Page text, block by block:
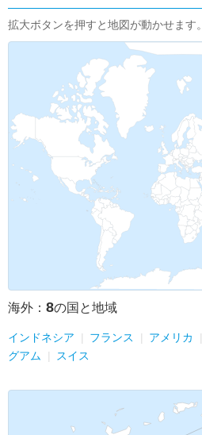
拡大ボタンを押すと地図が動かせます。
海外： 8の国と地域
インドネシア フランス アメリカ
グアム
スイス